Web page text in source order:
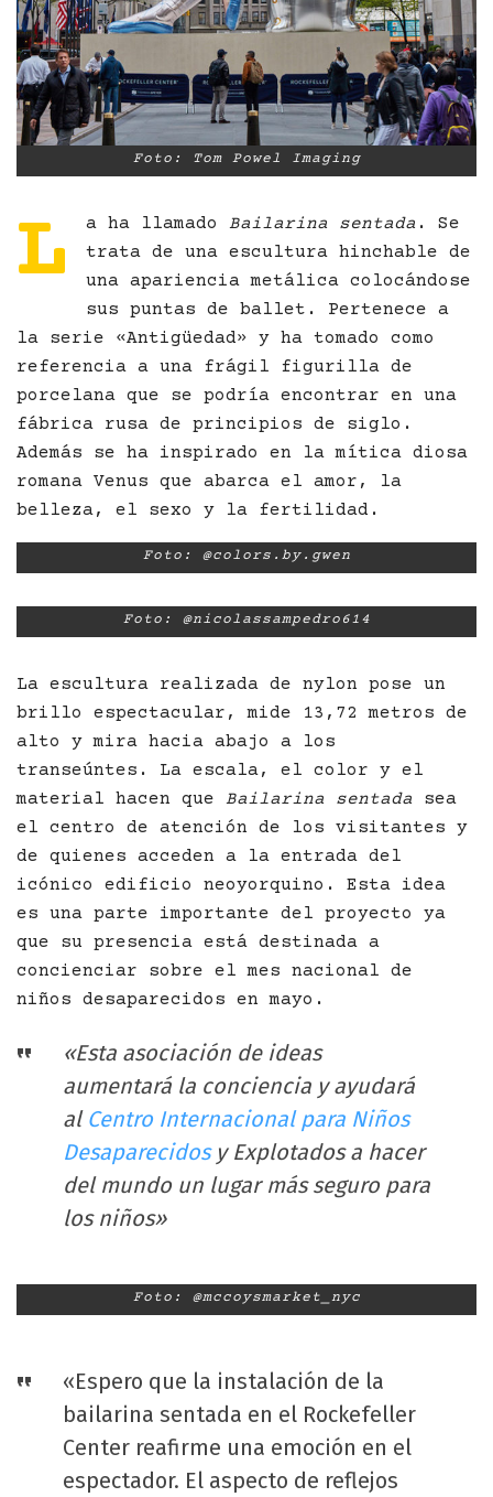
Foto: Tom Powel Imaging
L a ha llamado Bailarina sentada . Se
trata de una escultura hinchable de
una apariencia metálica colocándose
sus puntas de ballet. Pertenece a
la serie «Antigüedad» y ha tomado como
referencia a una frágil figurilla de
porcelana que se podría encontrar en una
fábrica rusa de principios de siglo.
Además se ha inspirado en la mítica diosa
romana Venus que abarca el amor, la
belleza, el sexo y la fertilidad.
Foto: @colors.by.gwen
Foto: @nicolassampedro614
La escultura realizada de nylon pose un
brillo espectacular, mide 13,72 metros de
alto y mira hacia abajo a los
transeúntes. La escala, el color y el
material hacen que Bailarina sentada sea
el centro de atención de los visitantes y
de quienes acceden a la entrada del
icónico edificio neoyorquino. Esta idea
es una parte importante del proyecto ya
que su presencia está destinada a
concienciar sobre el mes nacional de
niños desaparecidos en mayo.
«Esta asociación de ideas
aumentará la conciencia y ayudará
al Centro Internacional para Niños
Desaparecidosy Explotados a hacer
del mundo un lugar más seguro para
los niños»
Foto: @mccoysmarket_nyc
«Espero que la instalación de la
bailarina sentada en el Rockefeller
Center reafirme una emoción en el
espectador. El aspecto de reflejos